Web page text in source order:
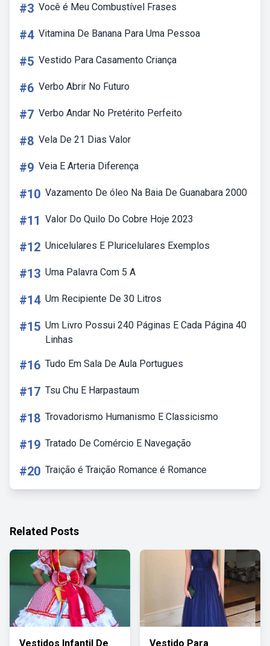
#3 Você é Meu Combustível Frases
#4 Vitamina De Banana Para Uma Pessoa
#5 Vestido Para Casamento Criança
#6 Verbo Abrir No Futuro
#7 Verbo Andar No Pretérito Perfeito
#8 Vela De 21 Dias Valor
#9 Veia E Arteria Diferença
#10 Vazamento De óleo Na Baia De Guanabara 2000
#11 Valor Do Quilo Do Cobre Hoje 2023
#12 Unicelulares E Pluricelulares Exemplos
#13 Uma Palavra Com 5 A
#14 Um Recipiente De 30 Litros
#15 Um Livro Possui 240 Páginas E Cada Página 40
Linhas
#16 Tudo Em Sala De Aula Portugues
#17 Tsu Chu E Harpastaum
#18 Trovadorismo Humanismo E Classicismo
#19 Tratado De Comércio E Navegação
#20 Traição é Traição Romance é Romance
Related Posts
Vestidos Infantil De Vestido Para